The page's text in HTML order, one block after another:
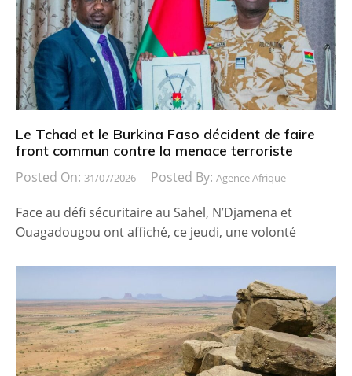
Le Tchad et le Burkina Faso décident de faire
front commun contre la menace terroriste
Posted On: 31/07/2026 Posted By: Agence Afrique
Face au défi sécuritaire au Sahel, N’Djamena et
Ouagadougou ont affiché, ce jeudi, une volonté